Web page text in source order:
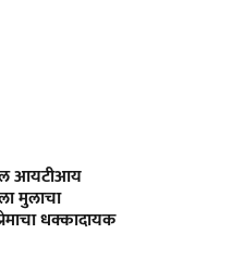
आयटीआय
मुलाचा
धक्कादायक